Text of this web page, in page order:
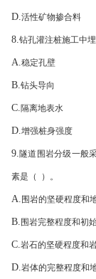
D. 活性矿物掺合料
8. 钻孔灌注桩施工中
A. 稳定孔壁
B. 钻头导向
C. 隔离地表水
D. 增强桩身强度
9. 隧道围岩分级一般
素是（ ）。
A. 围岩的坚硬程度和
B. 围岩完整程度和初
C. 岩石的坚硬程度和
D. 岩体的完整程度和